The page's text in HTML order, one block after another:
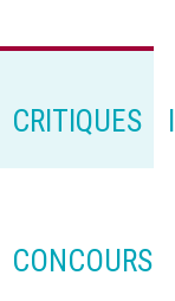
CRITIQUES
CONCOURS